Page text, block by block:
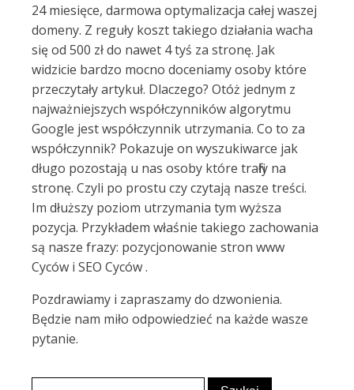
24 miesięce, darmowa optymalizacja całej waszej
domeny. Z reguły koszt takiego działania wacha
się od 500 zł do nawet 4 tyś za stronę. Jak
widzicie bardzo mocno doceniamy osoby które
przeczytały artykuł. Dlaczego? Otóż jednym z
najważniejszych współczynników algorytmu
Google jest współczynnik utrzymania. Co to za
współczynnik? Pokazuje on wyszukiwarce jak
długo pozostają u nas osoby które trafiły na
stronę. Czyli po prostu czy czytają nasze treści.
Im dłuższy poziom utrzymania tym wyższa
pozycja. Przykładem właśnie takiego zachowania
są nasze frazy: pozycjonowanie stron www
Cyców i SEO Cyców .
Pozdrawiamy i zapraszamy do dzwonienia.
Będzie nam miło odpowiedzieć na każde wasze
pytanie.